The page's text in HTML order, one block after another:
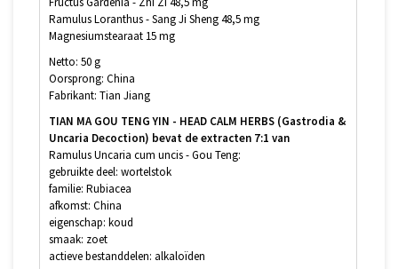
Ramulus Loranthus - Sang Ji Sheng 48,5 mg
Magnesiumstearaat 15 mg
Netto: 50 g
Oorsprong: China
Fabrikant: Tian Jiang
TIAN MA GOU TENG YIN - HEAD CALM HERBS (Gastrodia &
Uncaria Decoction) bevat de extracten 7:1 van
Ramulus Uncaria cum uncis - Gou Teng:
gebruikte deel: wortelstok
familie: Rubiacea
afkomst: China
eigenschap: koud
smaak: zoet
actieve bestanddelen: alkaloïden